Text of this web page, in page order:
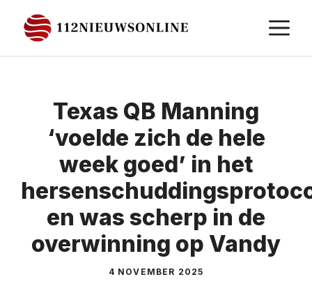
naar
de
Texas QB Manning
‘voelde zich de hele
week goed’ in het
en was scherp in de
overwinning op Vandy
4 NOVEMBER 2025